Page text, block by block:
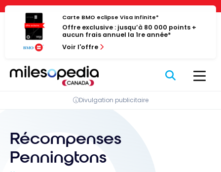
Panneau de gestion des cookies
Passer
contenu
Carte BMO eclipse Visa Infinite*
Offre exclusive : jusqu’à 80 000 points +
aucun frais annuel la 1re année*
Voir l'offre
Divulgation publicitaire
Récompenses
Penningtons